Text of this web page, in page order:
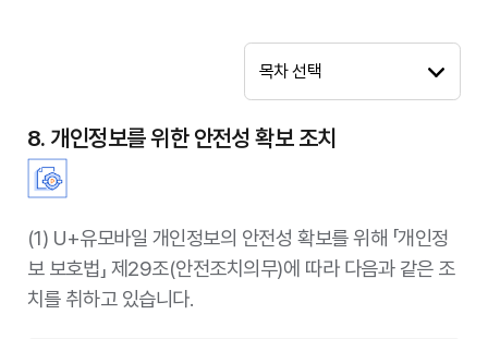
분증 발급일자, 운전면허번호, 사진 등 신분증 기
재사항(대리인 포함)
보유 및 이용기
간
종료일 중 먼저 도래하는 시점까지 이용하며, 이
용기간이 종료한 시점에 파기. 단, 다른 법령에
제공받는 자 (주)LG 유플러스
LG U+의 이동통신 서비스 및 각종 서비스 • 상
품간 개인정보의 결합 • 분석 및 이를 통한 개인
맞춤 서비스 • 연계 서비스 제공
가입 사은품, 경품 지급 대상 고객 확인 및 발송
관리, 경품 제세공과금
개인정보보호법 제28조의8 제1항 제3호(개인정
이전되는 개인정
보
항목
EID(전자 신원 식별자), ICCID(유심 일련번호)
이전국가/일시/
방법
- 일시 : eSIM(내장형 유심) 개통 요청 발생 시
- 방법 : ES2+ Universal API 연동을 이용한 원
격지 전송
목차 선택
8. 개인정보를 위한 안전성 확보 조치
(1) U+유모바일 개인정보의 안전성 확보를 위해 「개인정
보 보호법」 제29조(안전조치의무)에 따라 다음과 같은 조
치를 취하고 있습니다.